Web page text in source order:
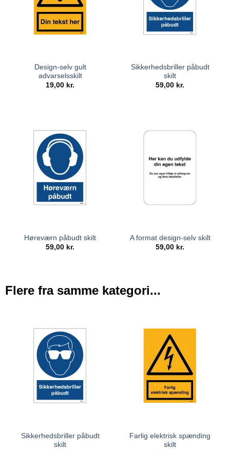
Design-selv gult
advarselsskilt
19,00 kr.
Sikkerhedsbriller påbudt
skilt
59,00 kr.
Høreværn påbudt skilt
59,00 kr.
A format design-selv skilt
59,00 kr.
Flere fra samme kategori...
Sikkerhedsbriller påbudt
skilt
Farlig elektrisk spænding
skilt